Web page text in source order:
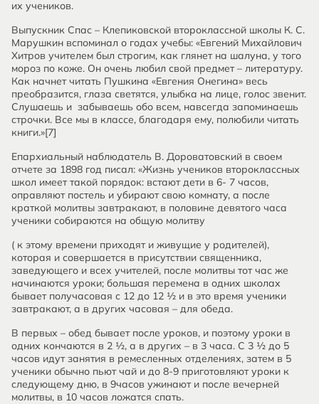
их учеников.
Выпускник Спас – Клепиковской второклассной школы К. С.
Марушкин вспоминал о годах учебы: «Евгений Михайлович
Хитров учителем был строгим, как глянет на шалуна, у того
мороз по коже. Он очень любил свой предмет – литературу.
Как начнет читать Пушкина «Евгения Онегина» весь
преобразится, глаза светятся, улыбка на лице, голос звенит.
Слушаешь и забываешь обо всем, навсегда запоминаешь
строчки. Все мы в классе, благодаря ему, полюбили читать
книги.»[7]
Епархиальный наблюдатель В. Дороватовский в своем
отчете за 1898 год писал: «Жизнь учеников второклассных
школ имеет такой порядок: встают дети в 6- 7 часов,
оправляют постель и убирают свою комнату, а после
краткой молитвы завтракают, в половине девятого часа
ученики собираются на общую молитву
( к этому времени приходят и живущие у родителей),
которая и совершается в присутствии священника,
заведующего и всех учителей, после молитвы тот час же
начинаются уроки; большая перемена в одних школах
бывает получасовая с 12 до 12 ½ и в это время ученики
завтракают, а в других часовая – для обеда.
В первых – обед бывает после уроков, и поэтому уроки в
одних кончаются в 2 ½, а в других – в 3 часа. С 3 ½ до 5
часов идут занятия в ремесленных отделениях, затем в 5
ученики обычно пьют чай и до 8-9 приготовляют уроки к
следующему дню, в 9часов ужинают и после вечерней
молитвы, в 10 часов ложатся спать.